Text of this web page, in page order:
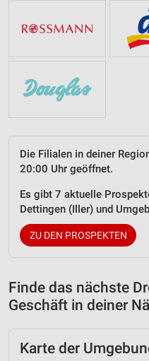
Die Filialen in deiner
20:00 Uhr geöffnet.
Es gibt 7 aktuelle
Dettingen (Iller) und
ZU DEN PROSPEKTEN
Finde das nächste
Geschäft in deiner
Karte der